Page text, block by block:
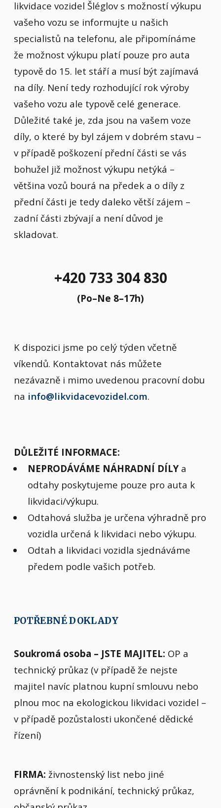
likvidace vozidel Šléglov s možností výkupu
vašeho vozu se informujte u našich
specialistů na telefonu, ale připomínáme
že možnost výkupu platí pouze pro auta
typově do 15. let stáří a musí být zajímavá
na díly. Není tedy rozhodující rok výroby
vašeho vozu ale typově celé generace.
Důležité také je, zda jsou na vašem voze
díly, o které by byl zájem v dobrém stavu –
v případě poškození přední části se vás
bohužel již možnost výkupu netýká –
většina vozů bourá na předek a o díly z
přední části je tedy daleko větší zájem –
zadní části zbývají a není důvod je
skladovat.
+420 733 304 830
(Po–Ne 8–17h)
K dispozici jsme po celý týden včetně
víkendů. Kontaktovat nás můžete
nezávazně i mimo uvedenou pracovní dobu
na info@likvidacevozidel.com.
DŮLEŽITÉ INFORMACE:
NEPRODÁVÁME NÁHRADNÍ DÍLYa
odtahy poskytujeme pouze pro auta k
likvidaci/výkupu.
Odtahová služba je určena výhradně pro
vozidla určená k likvidaci nebo výkupu.
Odtah a likvidaci vozidla sjednáváme
předem podle vašich potřeb.
POTŘEBNÉ DOKLADY
Soukromá osoba – JSTE MAJITEL: OP a
technický průkaz (v případě že nejste
majitel navíc platnou kupní smlouvu nebo
plnou moc na ekologickou likvidaci vozidel –
v případě pozůstalosti ukončené dědické
řízení)
FIRMA: živnostenský list nebo jiné
oprávnění k podnikání, technický průkaz,